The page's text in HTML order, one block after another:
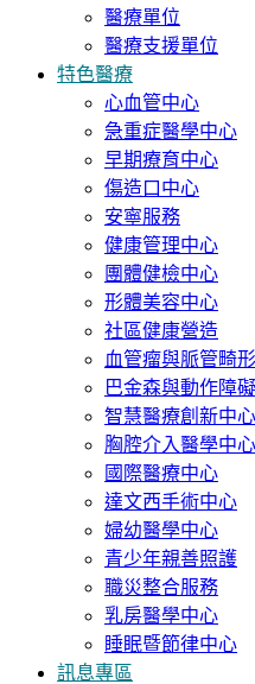
醫療單位
醫療支援單位
特色醫療
心血管中心
急重症醫學中心
早期療育中心
傷造口中心
安寧服務
健康管理中心
團體健檢中心
形體美容中心
社區健康營造
血管瘤與脈管畸
巴金森與動作障
智慧醫療創新中心
胸腔介入醫學中心
國際醫療中心
達文西手術中心
婦幼醫學中心
青少年親善照護
職災整合服務
乳房醫學中心
睡眠暨節律中心
訊息專區